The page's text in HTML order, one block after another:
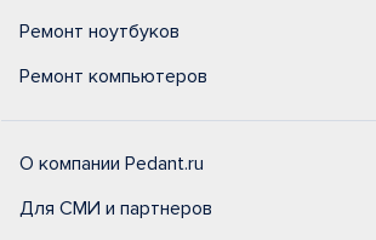
Ремонт ноутбуков
Ремонт компьютеров
О компании Pedant.ru
Для СМИ и партнеров